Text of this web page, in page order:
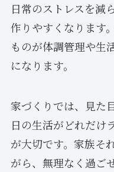
日常のストレスを減
作りやすくなります
ものが体調管理や生
になります。
家づくりでは、見た
日の生活がどれだけ
が大切です。家族そ
がら、無理なく過ご